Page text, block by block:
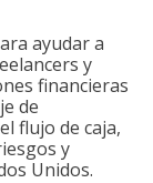
ayudar a
y
financieras
de
flujo de caja,
y
Unidos.